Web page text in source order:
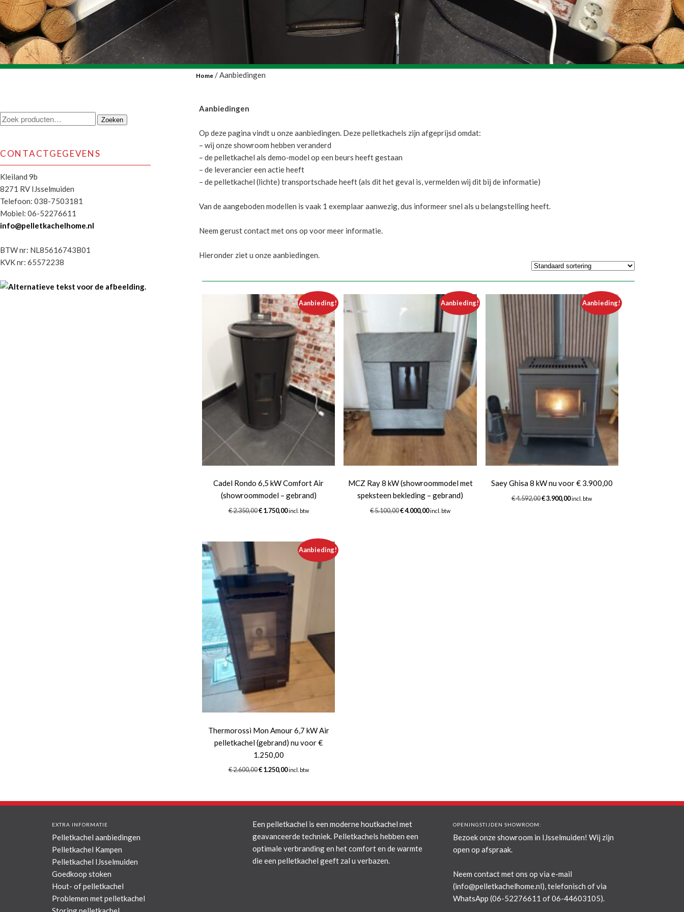
Home/ Aanbiedingen
Aanbiedingen
Op deze pagina vindt u onze aanbiedingen. Deze pelletkachels zijn afgeprijsd omdat:
– wij onze showroom hebben veranderd
– de pelletkachel als demo-model op een beurs heeft gestaan
– de leverancier een actie heeft
– de pelletkachel (lichte) transportschade heeft (als dit het geval is, vermelden wij dit bij de informatie)
Van de aangeboden modellen is vaak 1 exemplaar aanwezig, dus informeer snel als u belangstelling heeft.
Neem gerust contact met ons op voor meer informatie.
Hieronder ziet u onze aanbiedingen.
Aanbieding!
Cadel Rondo 6,5 kW Comfort Air
(showroommodel – gebrand)
€2.350,00Oorspronkelijke
€ 2.350,00.
€1.750,00Huidige
€ 1.750,00.
incl. btw
Aanbieding!
MCZ Ray 8 kW (showroommodel met
speksteen bekleding – gebrand)
€5.100,00Oorspronkelijke
€4.000,00Huidige
incl. btw
Aanbieding!
Saey Ghisa 8 kW nu voor € 3.900,00
€4.592,00Oorspronkelijke
€3.900,00Huidige
incl. btw
Aanbieding!
Thermorossi Mon Amour 6,7 kW Air
pelletkachel (gebrand) nu voor €
1.250,00
€2.600,00Oorspronkelijke
€ 2.600,00.
€1.250,00Huidige
€ 1.250,00.
incl. btw
Zoeken
Zoeken
CONTACTGEGEVENS
Kleiland 9b
8271 RV IJsselmuiden
Telefoon: 038-7503181
Mobiel: 06-52276611
info@pelletkachelhome.nl
BTW nr: NL85616743B01
KVK nr: 65572238
EXTRA INFORMATIE
Pelletkachel aanbiedingen
Pelletkachel Kampen
Pelletkachel IJsselmuiden
Goedkoop stoken
Hout- of pelletkachel
Problemen met pelletkachel
Een pelletkachel is een moderne houtkachel met
geavanceerde techniek. Pelletkachels hebben een
optimale verbranding en het comfort en de warmte
die een pelletkachel geeft zal u verbazen.
OPENINGSTIJDEN SHOWROOM:
Bezoek onze showroom in IJsselmuiden! Wij zijn
open op afspraak.
Neem contact met ons op via e-mail
(info@pelletkachelhome.nl), telefonisch of via
WhatsApp (06-52276611 of 06-44603105).